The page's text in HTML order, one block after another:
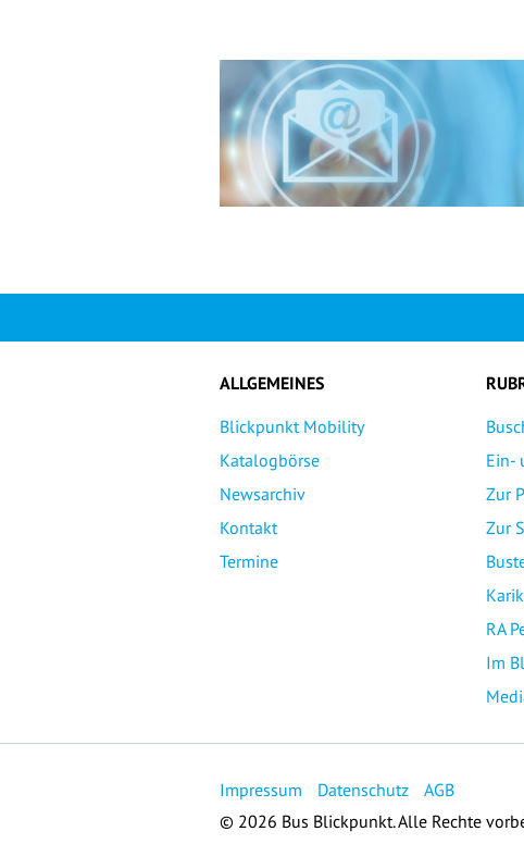
ALLGEMEINES
Blickpunkt Mobility
Katalogbörse
Newsarchiv
Kontakt
Termine
Ein-
Zur
Zur
RA
Im
Impressum Datenschutz
AGB
© 2026 Bus Blickpunkt. Alle Rechte